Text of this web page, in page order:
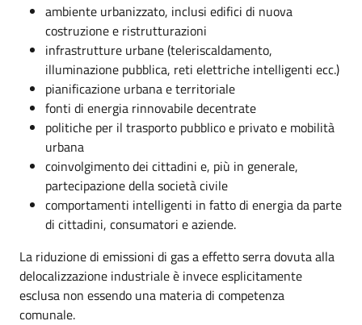
ambiente urbanizzato, inclusi edifici di nuova
costruzione e ristrutturazioni
infrastrutture urbane (teleriscaldamento,
illuminazione pubblica, reti elettriche intelligenti ecc.)
pianificazione urbana e territoriale
fonti di energia rinnovabile decentrate
politiche per il trasporto pubblico e privato e mobilità
urbana
coinvolgimento dei cittadini e, più in generale,
partecipazione della società civile
comportamenti intelligenti in fatto di energia da parte
di cittadini, consumatori e aziende.
La riduzione di emissioni di gas a effetto serra dovuta alla
delocalizzazione industriale è invece esplicitamente
esclusa non essendo una materia di competenza
comunale.